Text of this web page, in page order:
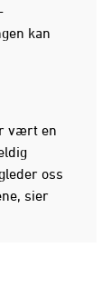
kan
vært en
oss
sier